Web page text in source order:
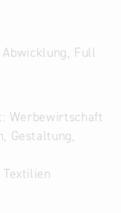
Full
Werbewirtschaft
Gestaltung,